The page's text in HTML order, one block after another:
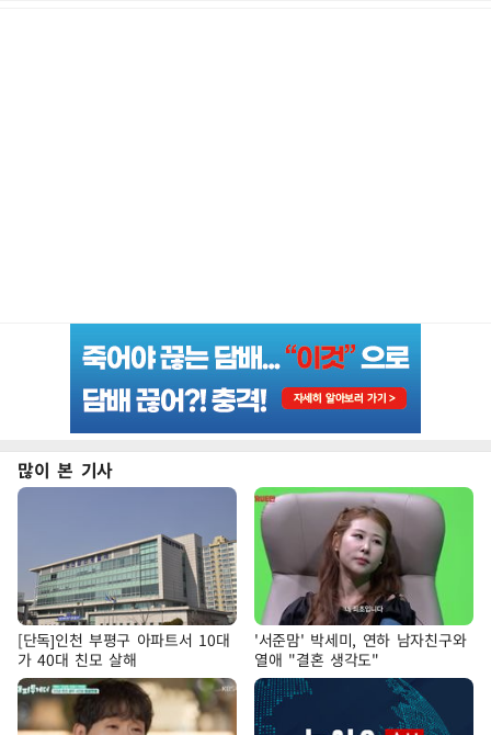
많이 본 기사
[단독]인천 부평구 아파트서 10대
가 40대 친모 살해
'서준맘' 박세미, 연하 남자친구와
열애 "결혼 생각도"